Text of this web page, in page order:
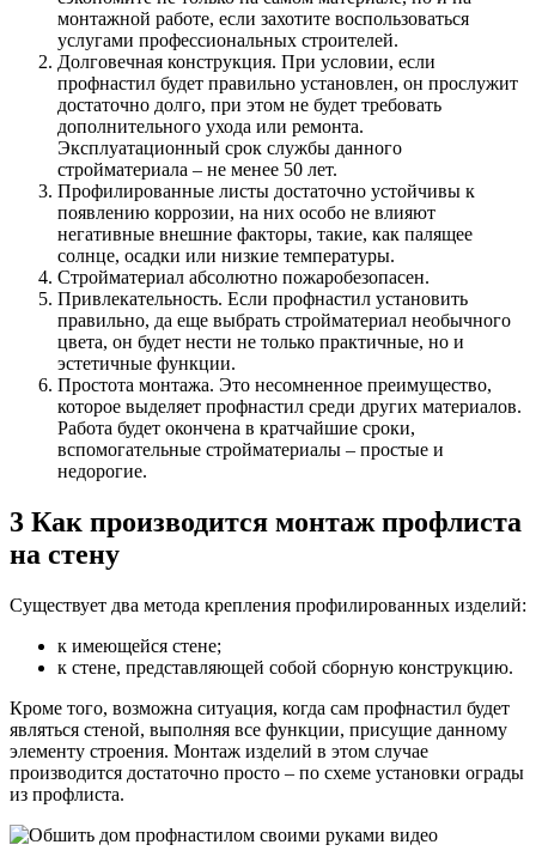
монтажной работе, если захотите воспользоваться
услугами профессиональных строителей.
Долговечная конструкция. При условии, если
профнастил будет правильно установлен, он прослужит
достаточно долго, при этом не будет требовать
дополнительного ухода или ремонта.
Эксплуатационный срок службы данного
стройматериала – не менее 50 лет.
Профилированные листы достаточно устойчивы к
появлению коррозии, на них особо не влияют
негативные внешние факторы, такие, как палящее
солнце, осадки или низкие температуры.
Стройматериал абсолютно пожаробезопасен.
Привлекательность. Если профнастил установить
правильно, да еще выбрать стройматериал необычного
цвета, он будет нести не только практичные, но и
эстетичные функции.
Простота монтажа. Это несомненное преимущество,
которое выделяет профнастил среди других материалов.
Работа будет окончена в кратчайшие сроки,
вспомогательные стройматериалы – простые и
недорогие.
3 Как производится монтаж профлиста
на стену
Существует два метода крепления профилированных изделий:
к имеющейся стене;
к стене, представляющей собой сборную конструкцию.
Кроме того, возможна ситуация, когда сам профнастил будет
являться стеной, выполняя все функции, присущие данному
элементу строения. Монтаж изделий в этом случае
производится достаточно просто – по схеме установки ограды
из профлиста.